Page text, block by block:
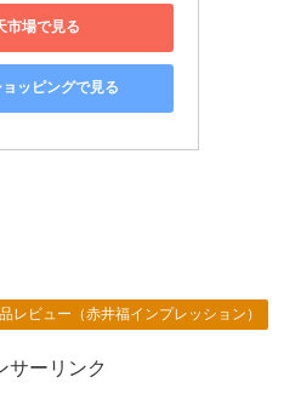
市場で見る
ッピングで見る
レビュー（赤井福インプレッション）
サーリンク